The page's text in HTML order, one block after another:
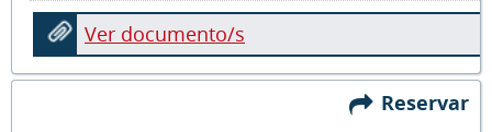
Ver documento/s
Reservar